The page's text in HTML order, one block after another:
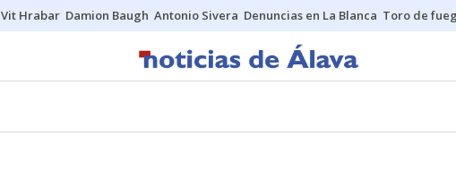
Vit Hrabar Damion Baugh Antonio Sivera Denuncias en La Blanca Toro de